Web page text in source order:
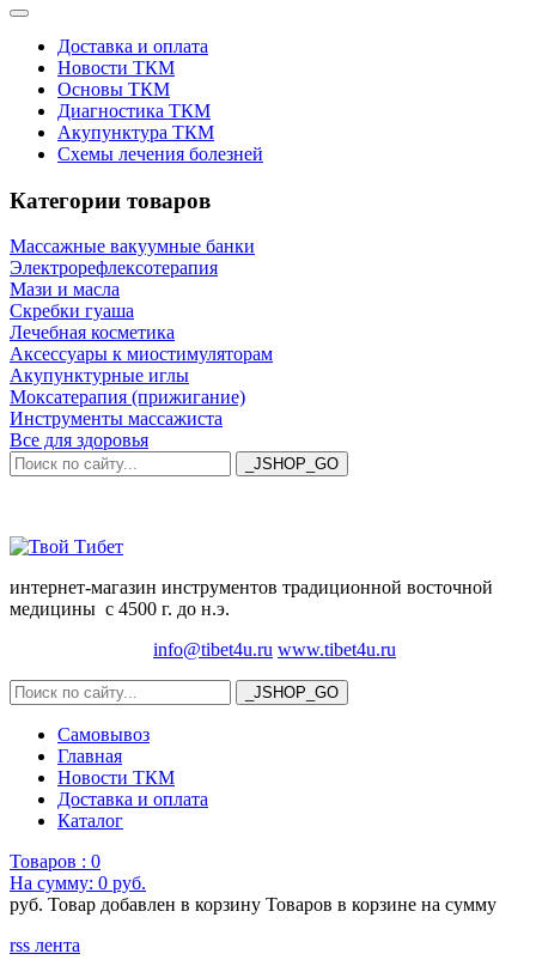
Доставка и оплата
Новости ТКМ
Основы ТКМ
Диагностика ТКМ
Акупунктура ТКМ
Схемы лечения болезней
Категории товаров
Массажные вакуумные банки
Электрорефлексотерапия
Мази и масла
Скребки гуаша
Лечебная косметика
Аксессуары к миостимуляторам
Акупунктурные иглы
Моксатерапия (прижигание)
Инструменты массажиста
Все для здоровья
интернет-магазин инструментов традиционной восточной
медицины с 4500 г. до н.э.
info@tibet4u.ru www.tibet4u.ru
Самовывоз
Главная
Новости ТКМ
Доставка и оплата
Каталог
Товаров : 0
На сумму: 0 руб.
руб. Товар добавлен в корзину Товаров в корзине на сумму
rss лента